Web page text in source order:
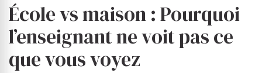
École vs maison : Pourquoi
l’enseignant ne voit pas ce
que vous voyez